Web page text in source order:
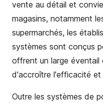
vente au détail et
magasins, notamment
supermarchés, les
systèmes sont conçus
offrent un large
d'accroître l'efficacité et
Outre les systèmes de